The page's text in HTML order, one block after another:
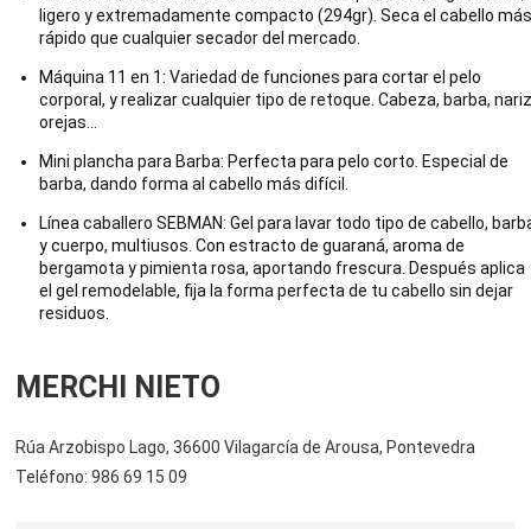
ligero y extremadamente compacto (294gr). Seca el cabello
rápido que cualquier secador del mercado.
Máquina 11 en 1: Variedad de funciones para cortar el pelo
corporal, y realizar cualquier tipo de retoque. Cabeza, barba,
orejas...
Mini plancha para Barba: Perfecta para pelo corto. Especial de
barba, dando forma al cabello más difícil.
Línea caballero SEBMAN: Gel para lavar todo tipo de cabello,
y cuerpo, multiusos. Con estracto de guaraná, aroma de
bergamota y pimienta rosa, aportando frescura. Después aplica
el gel remodelable, fija la forma perfecta de tu cabello sin dejar
residuos.
MERCHI NIETO
Rúa Arzobispo Lago, 36600 Vilagarcía de Arousa, Pontevedra
Teléfono: 986 69 15 09